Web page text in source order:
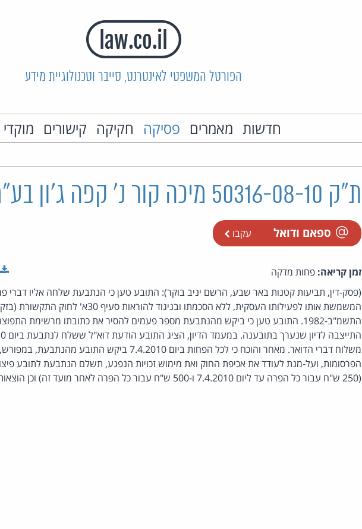
הפורטל המשפטי לאינטרנט, סייבר וטכנולוגיית מידע
חדשות מאמרים פסיקה חקיקה קישורים
ת"ק 50316-08-10 מיכה קור נ' קפה ג'ון בע"מ
ספאם ודואל עקבו
זמן קריאה: פחות מדקה
(פסק-דין, תביעות קטנות באר שבע, הרשם יניב בוקר): התובע טען כי הנתבעת שלחה אליו דברי
המשמשת אותו לפעילותו העסקית, ללא הסכמתו ובניגוד להוראות סעיף
התשמ"ב-1982. התובע טען כי ביקש מהנתבעת מספר פעמים להסיר את כתובתו מרשימת
משלוח דברי הדואר. מאחר והוכח כי לכל הפחות ביום 7.4.2010 ביקש
(250 ש"ח עבור כל הפרה עד ליום 7.4.2010 ו-500 ש"ח עבור כל הפרה לאחר מועד זה) וכן הוצאות משפט בסך 500 ש"ח.